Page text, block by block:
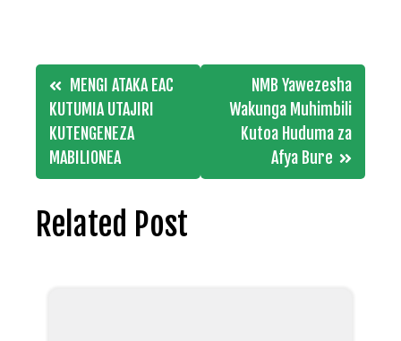
Post
navigation
MENGI ATAKA EAC
KUTUMIA UTAJIRI
KUTENGENEZA
MABILIONEA
NMB Yawezesha
Wakunga Muhimbili
Kutoa Huduma za
Afya Bure
Related Post